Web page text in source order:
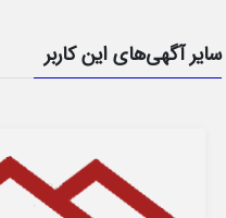
سایر آگهی‌های این کاربر